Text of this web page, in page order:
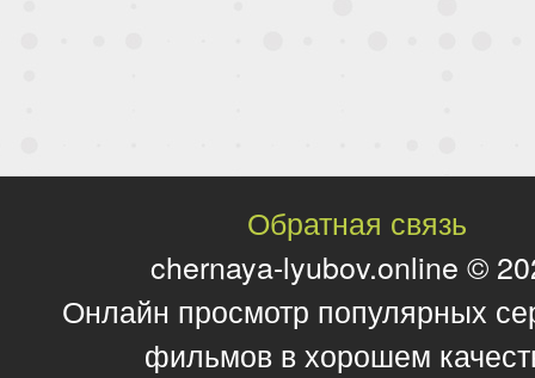
Обратная связь
chernaya-lyubov.online ©
Онлайн просмотр популярных
фильмов в хорошем